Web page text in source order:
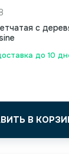
до 10
с
В